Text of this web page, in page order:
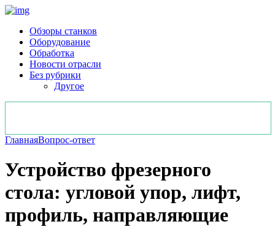
Обзоры станков
Оборудование
Обработка
Новости отрасли
Без рубрики
Другое
ГлавнаяВопрос-ответ
Устройство фрезерного
стола: угловой упор, лифт,
профиль, направляющие